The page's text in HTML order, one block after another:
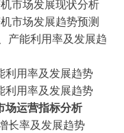
市场发展现状分析
市场发展趋势预测
产能利用率及发展趋
利用率及发展趋势
利用率及发展趋势
场运营指标分析
长率及发展趋势